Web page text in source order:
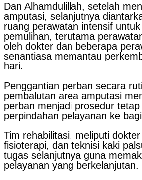
Dan Alhamdulillah, setelah
amputasi, selanjutnya
ruang perawatan intensif
pemulihan, terutama
oleh dokter dan beberapa
senantiasa memantau
hari.
Penggantian perban secara
pembalutan area amputasi
perban menjadi prosedur
perpindahan pelayanan ke
Tim rehabilitasi, meliputi
fisioterapi, dan teknisi kaki
tugas selanjutnya guna
pelayanan yang berkelanjutan.